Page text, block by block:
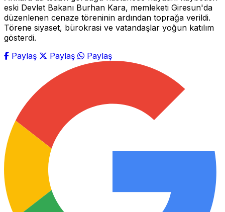
eski Devlet Bakanı Burhan Kara, memleketi Giresun'da
düzenlenen cenaze töreninin ardından toprağa verildi.
Törene siyaset, bürokrasi ve vatandaşlar yoğun katılım
gösterdi.
Paylaş
Paylaş Paylaş